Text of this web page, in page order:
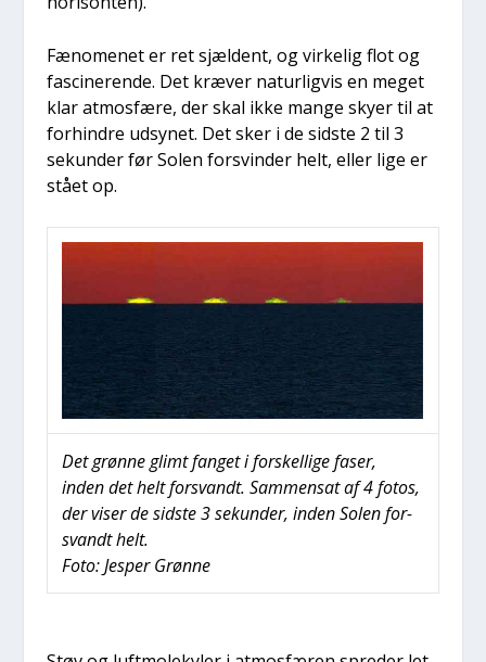
Fæno­me­net er ret sjæl­dent, og vir­ke­lig flot og
fasci­ne­ren­de. Det kræ­ver natur­lig­vis en meget
klar atmos­fæ­re, der skal ikke man­ge sky­er til at
for­hin­dre udsy­net. Det sker i de sid­ste 2 til 3
sekun­der før Solen for­svin­der helt, eller lige er
stå­et op.
Det grøn­ne glimt fan­get i for­skel­li­ge faser,
inden det helt for­svandt. Sam­men­sat af 4 fotos,
der viser de sid­ste 3 sekun­der, inden Solen for­
svandt helt.
Foto: Jes­per Grøn­ne